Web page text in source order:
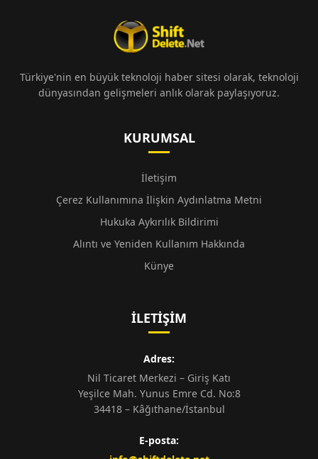
Türkiye'nin en büyük teknoloji haber sitesi olarak, teknoloji
dünyasından gelişmeleri anlık olarak paylaşıyoruz.
KURUMSAL
İletişim
Çerez Kullanımına İlişkin Aydınlatma Metni
Hukuka Aykırılık Bildirimi
Alıntı ve Yeniden Kullanım Hakkında
Künye
İLETIŞIM
Adres:
Nil Ticaret Merkezi – Giriş Katı
Yeşilce Mah. Yunus Emre Cd. No:8
34418 – Kâğıthane/İstanbul
E-posta: